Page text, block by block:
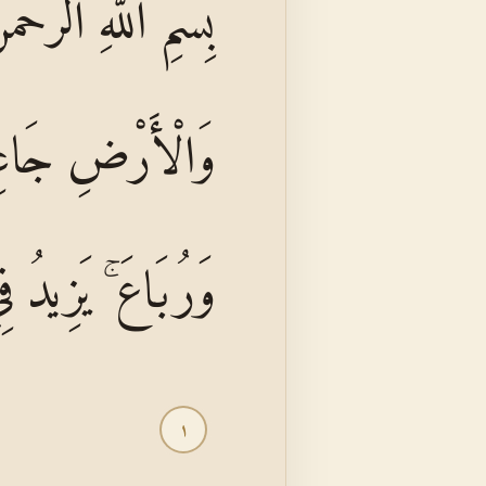
بِسْمِ اللَّهِ
وَالْأَرْضِ
وَرُبَاعَ ۚ يَزِيدُ
١